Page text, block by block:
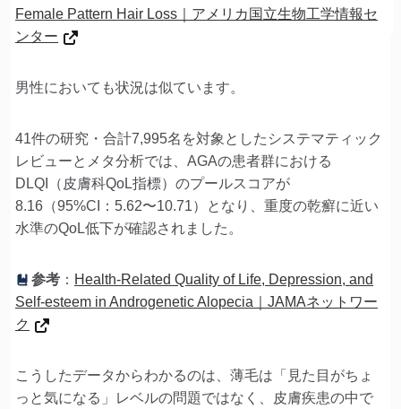
Female Pattern Hair Loss｜アメリカ国立生物工学情報セ
ンター
男性においても状況は似ています。
41件の研究・合計7,995名を対象としたシステマティック
レビューとメタ分析では、AGAの患者群における
DLQI（皮膚科QoL指標）のプールスコアが
8.16（95%CI：5.62〜10.71）となり、重度の乾癬に近い
水準のQoL低下が確認されました。
参考 ： Health-Related Quality of Life, Depression, and
Self-esteem in Androgenetic Alopecia｜JAMAネットワー
ク
こうしたデータからわかるのは、薄毛は「見た目がちょ
っと気になる」レベルの問題ではなく、皮膚疾患の中で